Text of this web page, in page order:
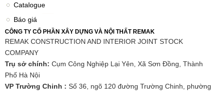
Catalogue
Báo giá
CÔNG TY CỔ PHẦN XÂY DỰNG VÀ NỘI THẤT REMAK
REMAK CONSTRUCTION AND INTERIOR JOINT STOCK
COMPANY
Trụ sở chính: Cụm Công Nghiệp Lại Yên, Xã Sơn Đồng, Thành
Phố Hà Nội
VP Trường Chinh : Số 36, ngõ 120 đường Trường Chinh, phường